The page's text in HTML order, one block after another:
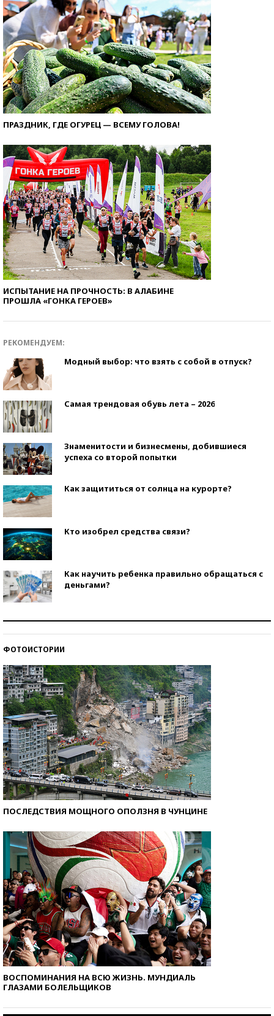
ПРАЗДНИК, ГДЕ ОГУРЕЦ — ВСЕМУ ГОЛОВА!
ИСПЫТАНИЕ НА ПРОЧНОСТЬ: В АЛАБИНЕ
ПРОШЛА «ГОНКА ГЕРОЕВ»
РЕКОМЕНДУЕМ:
Модный выбор: что взять с собой в отпуск?
Самая трендовая обувь лета – 2026
Знаменитости и бизнесмены, добившиеся
успеха со второй попытки
Как защититься от солнца на курорте?
Кто изобрел средства связи?
Как научить ребенка правильно обращаться с
деньгами?
ФОТОИСТОРИИ
ПОСЛЕДСТВИЯ МОЩНОГО ОПОЛЗНЯ В ЧУНЦИНЕ
ВОСПОМИНАНИЯ НА ВСЮ ЖИЗНЬ. МУНДИАЛЬ
ГЛАЗАМИ БОЛЕЛЬЩИКОВ